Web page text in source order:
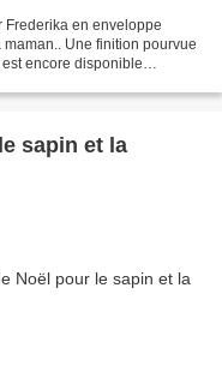
Frederika en enveloppe
Une finition pourvue
encore disponible
sapin et la